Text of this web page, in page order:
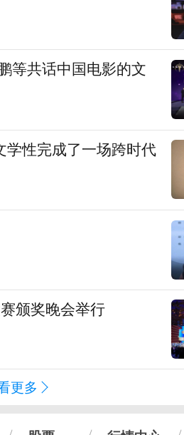
等共话中国电影的文
学性完成了一场跨时代
颁奖晚会举行
更多